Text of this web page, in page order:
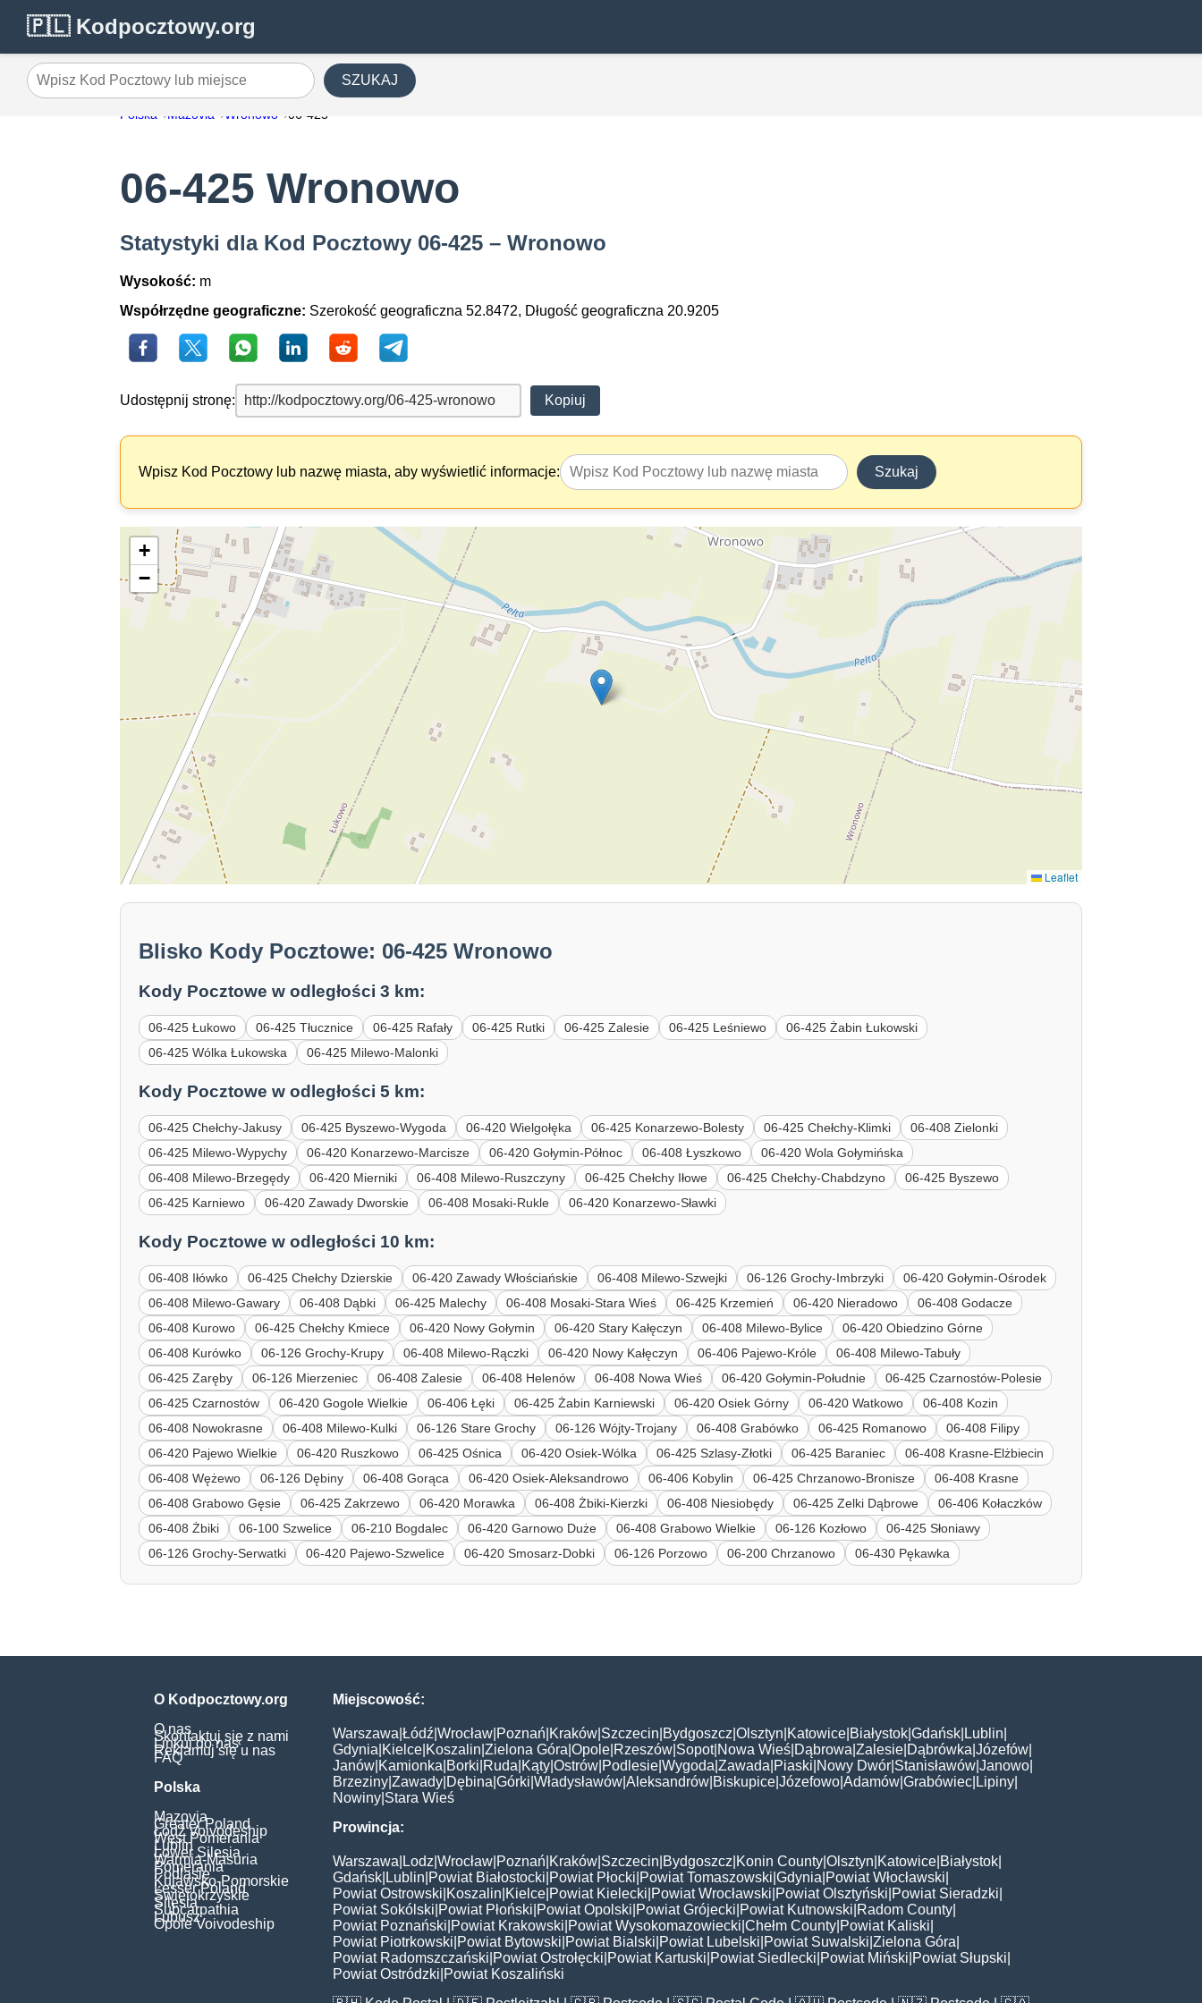
🇵🇱 Kodpocztowy.org
Wpisz Kod Pocztowy lub miejsce SZUKAJ
Polska Mazovia Wronowo 06-425
06-425 Wronowo
Statystyki dla Kod Pocztowy 06-425 – Wronowo
Wysokość: m
Współrzędne geograficzne: Szerokość geograficzna 52.8472, Długość geograficzna 20.9205
Udostępnij stronę: Kopiuj
Wpisz Kod Pocztowy lub nazwę miasta, aby wyświetlić informacje: Szukaj
+
−
Leaflet
Blisko Kody Pocztowe: 06-425 Wronowo
Kody Pocztowe w odległości 3 km:
06-425 Łukowo 06-425 Tłucznice 06-425 Rafały 06-425 Rutki 06-425 Zalesie 06-425 Leśniewo
06-425 Żabin Łukowski
06-425 Wólka Łukowska
06-425 Milewo-Malonki
Kody Pocztowe w odległości 5 km:
06-425 Chełchy-Jakusy 06-425 Byszewo-Wygoda 06-420 Wielgołęka 06-425 Konarzewo-Bolesty 06-425 Chełchy-Klimki
06-408 Zielonki
06-425 Milewo-Wypychy
06-420 Konarzewo-Marcisze 06-420 Gołymin-Północ 06-408 Łyszkowo
06-420 Wola Gołymińska
06-408 Milewo-Brzegędy
06-420 Mierniki 06-408 Milewo-Ruszczyny 06-425 Chełchy Iłowe 06-425 Chełchy-Chabdzyno
06-425 Byszewo
06-425 Karniewo
06-420 Zawady Dworskie 06-408 Mosaki-Rukle 06-420 Konarzewo-Sławki
Kody Pocztowe w odległości 10 km:
06-408 Iłówko 06-425 Chełchy Dzierskie 06-420 Zawady Włościańskie 06-408 Milewo-Szwejki 06-126 Grochy-Imbrzyki
06-420 Gołymin-Ośrodek
06-408 Milewo-Gawary
06-408 Dąbki 06-425 Malechy 06-408 Mosaki-Stara Wieś 06-425 Krzemień 06-420 Nieradowo
06-408 Godacze
06-408 Kurowo
06-425 Chełchy Kmiece 06-420 Nowy Gołymin 06-420 Stary Kałęczyn 06-408 Milewo-Bylice
06-420 Obiedzino Górne
06-408 Kurówko
06-126 Grochy-Krupy 06-408 Milewo-Rączki 06-420 Nowy Kałęczyn 06-406 Pajewo-Króle
06-408 Milewo-Tabuły
06-425 Zaręby
06-126 Mierzeniec 06-408 Zalesie 06-408 Helenów 06-408 Nowa Wieś 06-420 Gołymin-Południe
06-425 Czarnostów-Polesie
06-425 Czarnostów
06-420 Gogole Wielkie 06-406 Łęki 06-425 Żabin Karniewski 06-420 Osiek Górny 06-420 Watkowo
06-408 Kozin
06-408 Nowokrasne
06-408 Milewo-Kulki 06-126 Stare Grochy 06-126 Wójty-Trojany 06-408 Grabówko 06-425 Romanowo
06-408 Filipy
06-420 Pajewo Wielkie
06-420 Ruszkowo 06-425 Ośnica 06-420 Osiek-Wólka 06-425 Szlasy-Złotki 06-425 Baraniec
06-408 Krasne-Elżbiecin
06-408 Wężewo
06-126 Dębiny 06-408 Gorąca 06-420 Osiek-Aleksandrowo 06-406 Kobylin 06-425 Chrzanowo-Bronisze
06-408 Krasne
06-408 Grabowo Gęsie
06-425 Zakrzewo 06-420 Morawka 06-408 Żbiki-Kierzki 06-408 Niesiobędy 06-425 Zelki Dąbrowe
06-406 Kołaczków
06-408 Żbiki
06-100 Szwelice 06-210 Bogdalec 06-420 Garnowo Duże 06-408 Grabowo Wielkie 06-126 Kozłowo
06-425 Słoniawy
06-126 Grochy-Serwatki
06-420 Pajewo-Szwelice 06-420 Smosarz-Dobki 06-126 Porzowo 06-200 Chrzanowo 06-430 Pękawka
O Kodpocztowy.org
O nas
Skontaktuj się z nami
Linkuj do nas
Reklamuj się u nas
FAQ
Polska
Mazovia
Greater Poland
Łódź Voivodeship
West Pomerania
Lublin
Lower Silesia
Warmia-Masuria
Pomerania
Podlasie
Kujawsko-Pomorskie
Lesser Poland
Świętokrzyskie
Silesia
Subcarpathia
Lubusz
Opole Voivodeship
Miejscowość:
Warszawa Łódź Wrocław Poznań Kraków Szczecin Bydgoszcz Olsztyn Katowice Białystok Gdańsk Lublin
Gdynia Kielce Koszalin Zielona Góra Opole Rzeszów Sopot| Nowa Wieś Dąbrowa Zalesie Dąbrówka Józefów
Janów Kamionka Borki Ruda Kąty Ostrów Podlesie Wygoda Zawada Piaski Nowy Dwór Stanisławów Janowo
Brzeziny Zawady Dębina Górki Władysławów Aleksandrów Biskupice Józefowo Adamów Grabówiec Lipiny
Nowiny Stara Wieś
Prowincja:
Warszawa Lodz Wrocław Poznań Kraków Szczecin Bydgoszcz Konin County Olsztyn Katowice Białystok
Gdańsk Lublin Powiat Białostocki Powiat Płocki Powiat Tomaszowski Gdynia Powiat Włocławski
Powiat Ostrowski Koszalin Kielce Powiat Kielecki Powiat Wrocławski Powiat Olsztyński Powiat Sieradzki
Powiat Sokólski Powiat Płoński Powiat Opolski Powiat Grójecki Powiat Kutnowski Radom County
Powiat Poznański Powiat Krakowski Powiat Wysokomazowiecki Chełm County Powiat Kaliski
Powiat Piotrkowski Powiat Bytowski Powiat Bialski Powiat Lubelski Powiat Suwalski Zielona Góra
Powiat Radomszczański Powiat Ostrołęcki Powiat Kartuski Powiat Siedlecki Powiat Miński Powiat Słupski
Powiat Ostródzki Powiat Koszaliński